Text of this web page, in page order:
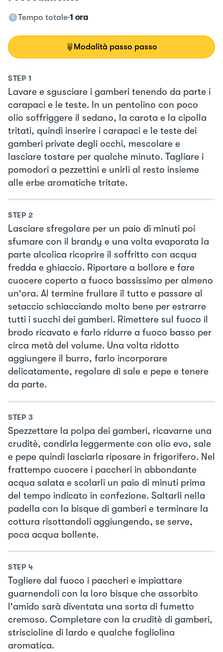
Tempo totale 1 ora
Modalità passo passo
STEP 1
Lavare e sgusciare i gamberi tenendo da parte i
carapaci e le teste. In un pentolino con poco
olio soffriggere il sedano, la carota e la cipolla
tritati, quindi inserire i carapaci e le teste dei
gamberi private degli occhi, mescolare e
lasciare tostare per qualche minuto. Tagliare i
pomodori a pezzettini e unirli al resto insieme
alle erbe aromatiche tritate.
STEP 2
Lasciare sfregolare per un paio di minuti poi
sfumare con il brandy e una volta evaporata la
parte alcolica ricoprire il soffritto con acqua
fredda e ghiaccio. Riportare a bollore e fare
cuocere coperto a fuoco bassissimo per almeno
un'ora. Al termine frullare il tutto e passare al
setaccio schiacciando molto bene per estrarre
tutti i succhi dei gamberi. Rimettere sul fuoco il
brodo ricavato e farlo ridurre a fuoco basso per
circa metà del volume. Una volta ridotto
aggiungere il burro, farlo incorporare
delicatamente, regolare di sale e pepe e tenere
da parte.
STEP 3
Spezzettare la polpa dei gamberi, ricavarne una
cruditè, condirla leggermente con olio evo, sale
e pepe quindi lasciarla riposare in frigorifero. Nel
frattempo cuocere i paccheri in abbondante
acqua salata e scolarli un paio di minuti prima
del tempo indicato in confezione. Saltarli nella
padella con la bisque di gamberi e terminare la
cottura risottandoli aggiungendo, se serve,
poca acqua bollente.
STEP 4
Togliere dal fuoco i paccheri e impiattare
guarnendoli con la loro bisque che assorbito
l'amido sarà diventata una sorta di fumetto
cremoso. Completare con la cruditè di gamberi,
striscioline di lardo e qualche fogliolina
aromatica.